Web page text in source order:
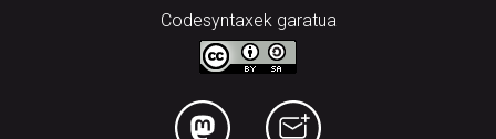
Codesyntaxek garatua